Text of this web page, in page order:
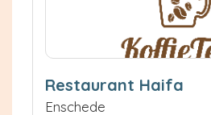
Restaurant Haifa
Enschede